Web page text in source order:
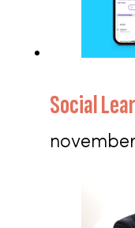
Social